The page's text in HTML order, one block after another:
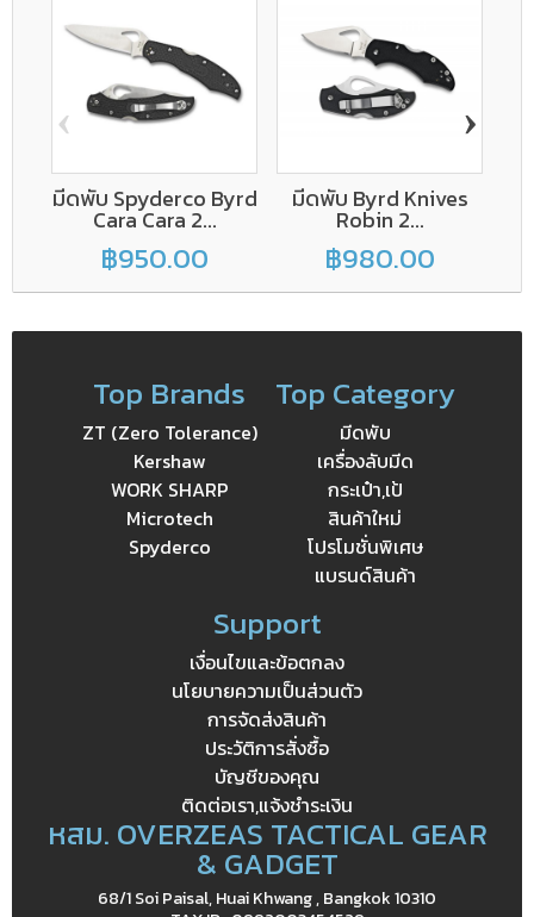
มีดพับ Spyderco Byrd
Cara Cara 2...
฿950.00
มีดพับ Byrd Knives
Robin 2...
฿980.00
‹ ›
Top Brands
ZT (Zero Tolerance)
Kershaw
WORK SHARP
Microtech
Spyderco
Top Category
มีดพับ
เครื่องลับมีด
กระเป๋า,เป้
สินค้าใหม่
โปรโมชั่นพิเศษ
แบรนด์สินค้า
Support
เงื่อนไขและข้อตกลง
นโยบายความเป็นส่วนตัว
การจัดส่งสินค้า
ประวัติการสั่งซื้อ
บัญชีของคุณ
ติดต่อเรา,แจ้งชำระเงิน
หสม. OVERZEAS TACTICAL GEAR
& GADGET
68/1 Soi Paisal, Huai Khwang , Bangkok 10310